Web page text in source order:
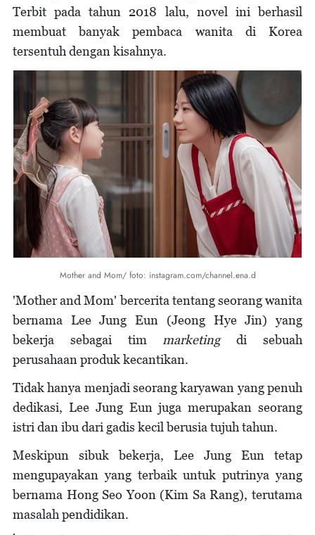
Terbit pada tahun 2018 lalu, novel ini berhasil
membuat banyak pembaca wanita di Korea
tersentuh dengan kisahnya.
Mother and Mom/ foto: instagram.com/channel.ena.d
'Mother and Mom' bercerita tentang seorang wanita
bernama Lee Jung Eun (Jeong Hye Jin) yang
bekerja sebagai tim marketingdi sebuah
perusahaan produk kecantikan.
Tidak hanya menjadi seorang karyawan yang penuh
dedikasi, Lee Jung Eun juga merupakan seorang
istri dan ibu dari gadis kecil berusia tujuh tahun.
Meskipun sibuk bekerja, Lee Jung Eun tetap
mengupayakan yang terbaik untuk putrinya yang
bernama Hong Seo Yoon (Kim Sa Rang), terutama
masalah pendidikan.